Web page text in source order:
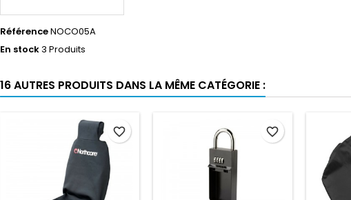
RéférenceNOCO05A
En stock3 Produits
16 AUTRES PRODUITS DANS LA MÊME CATÉGORIE :
favorite_border favorite_border